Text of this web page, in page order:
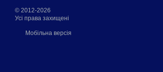
© 2012-2026
Усі права захищені
Мобільна версія